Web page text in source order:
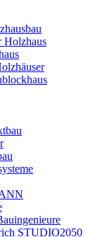
Holzhaus
STUDIO2050